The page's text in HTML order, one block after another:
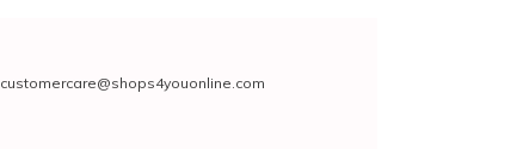
customercare@shops4youonline.com